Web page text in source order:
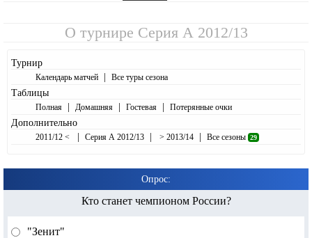
О турнире Серия А 2012/13
Турнир
Календарь матчей | Все туры сезона
Таблицы
Полная | Домашняя | Гостевая | Потерянные очки
Дополнительно
2011/12 < | Серия А 2012/13 | > 2013/14 | Все сезоны 29
Опрос:
Кто станет чемпионом России?
"Зенит"